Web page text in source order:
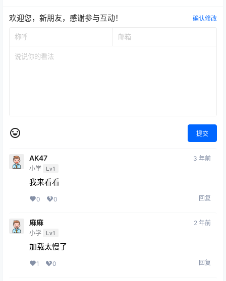
欢迎您，新朋友，感谢参与互动！ 确认修改
提交
AK47
小学 Lv1
3 年前
我来看看
0 0 回复
麻麻
小学 Lv1
2 年前
加载太慢了
1 0 回复